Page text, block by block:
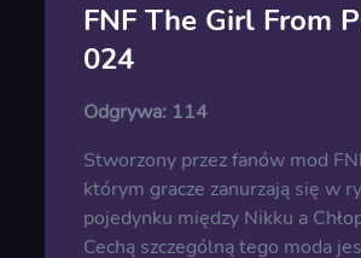
FNF The Girl From
024
Odgrywa: 114
Stworzony przez fanów mod
którym gracze zanurzają się w
pojedynku między Nikku a
Cechą szczególną tego moda